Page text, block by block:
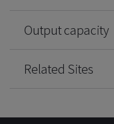
Output capacity
Related Sites